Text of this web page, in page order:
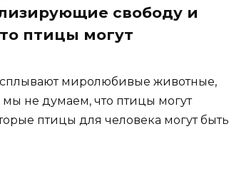
свободу и
птицы могут
миролюбивые животные,
не думаем, что птицы могут
птицы для человека могут быть